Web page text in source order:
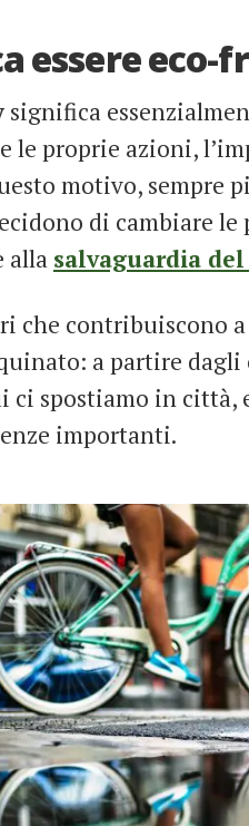
essere eco-
significa
le proprie azioni,
motivo, sempre
di cambiare
alla salvaguardia
che contribuiscono
a partire
ci spostiamo in città,
importanti.